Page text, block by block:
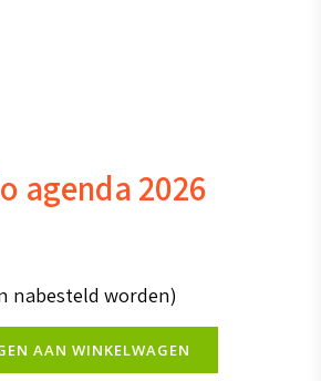
agenda 2026
nabesteld worden)
AAN WINKELWAGEN